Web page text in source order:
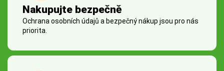
Nakupujte bezpečně
Ochrana osobních údajů a bezpečný nákup jsou pro nás
priorita.